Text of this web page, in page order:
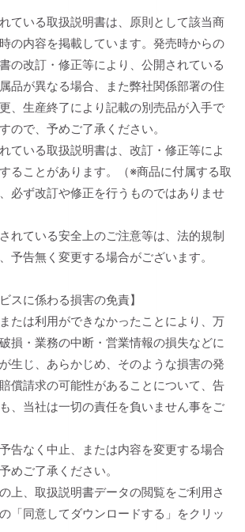
ている取扱説明書は、原則として該当商
の内容を掲載しています。発売時からの
の改訂・修正等により、公開されている
品が異なる場合、また弊社関係部署の住
、生産終了により記載の別売品が入手で
ので、予めご了承ください。
ている取扱説明書は、改訂・修正等によ
ることがあります。（※商品に付属する取
必ず改訂や修正を行うものではありませ
れている安全上のご注意等は、法的規制
予告無く変更する場合がございます。
スに係わる損害の免責】
たは利用ができなかったことにより、万
損・業務の中断・営業情報の損失などに
生じ、あらかじめ、そのような損害の発
償請求の可能性があることについて、告
、当社は一切の責任を負いません事をご
告なく中止、または内容を変更する場合
めご了承ください。
上、取扱説明書データの閲覧をご利用さ
「同意してダウンロードする」をクリッ